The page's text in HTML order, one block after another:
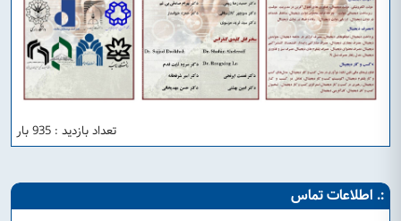
تعداد بازدید : 935 بار
:. اطلاعات تماس